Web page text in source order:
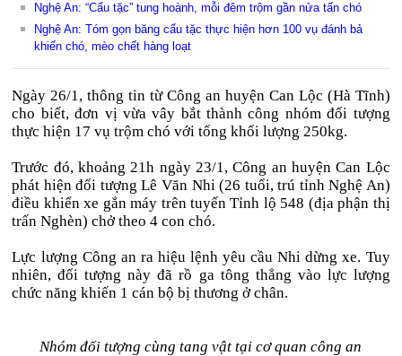
Nghệ An: “Cẩu tặc” tung hoành, mỗi đêm trộm gần nửa tấn chó
Nghệ An: Tóm gọn băng cẩu tặc thực hiện hơn 100 vụ đánh bả
khiến chó, mèo chết hàng loạt
Ngày 26/1, thông tin từ Công an huyện Can Lộc (Hà Tĩnh)
cho biết, đơn vị vừa vây bắt thành công nhóm đối tượng
thực hiện 17 vụ trộm chó với tổng khối lượng 250kg.
Trước đó, khoảng 21h ngày 23/1, Công an huyện Can Lộc
phát hiện đối tượng Lê Văn Nhi (26 tuổi, trú tỉnh Nghệ An)
điều khiển xe gắn máy trên tuyến Tỉnh lộ 548 (địa phận thị
trấn Nghèn) chở theo 4 con chó.
Lực lượng Công an ra hiệu lệnh yêu cầu Nhi dừng xe. Tuy
nhiên, đối tượng này đã rồ ga tông thẳng vào lực lượng
chức năng khiến 1 cán bộ bị thương ở chân.
Nhóm đối tượng cùng tang vật tại cơ quan công an